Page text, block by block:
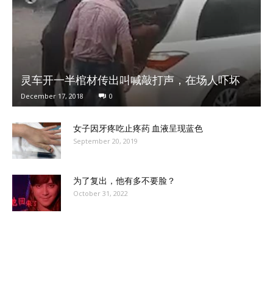
灵车开一半棺材传出叫喊敲打声，在场人吓坏
December 17, 2018 0
女子因牙疼吃止疼药 血液呈现蓝色
September 20, 2019
为了复出，他有多不要脸？
October 31, 2022